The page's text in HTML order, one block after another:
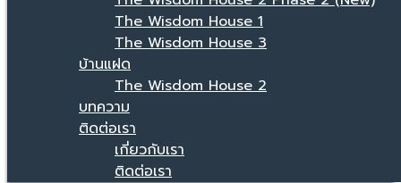
The Wisdom House 1
The Wisdom House 3
บ้านแฝด
The Wisdom House 2
บทความ
ติดต่อเรา
เกี่ยวกับเรา
ติดต่อเรา